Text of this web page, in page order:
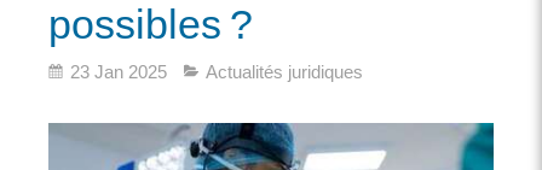
possibles ?
23 Jan 2025 Actualités juridiques